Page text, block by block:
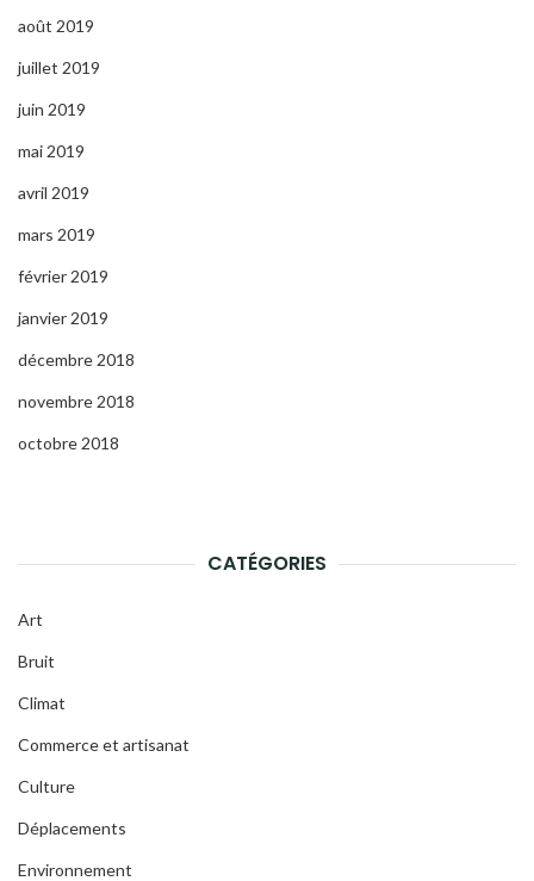
août 2019
juillet 2019
juin 2019
mai 2019
avril 2019
mars 2019
février 2019
janvier 2019
décembre 2018
novembre 2018
octobre 2018
CATÉGORIES
Art
Bruit
Climat
Commerce et artisanat
Culture
Déplacements
Environnement